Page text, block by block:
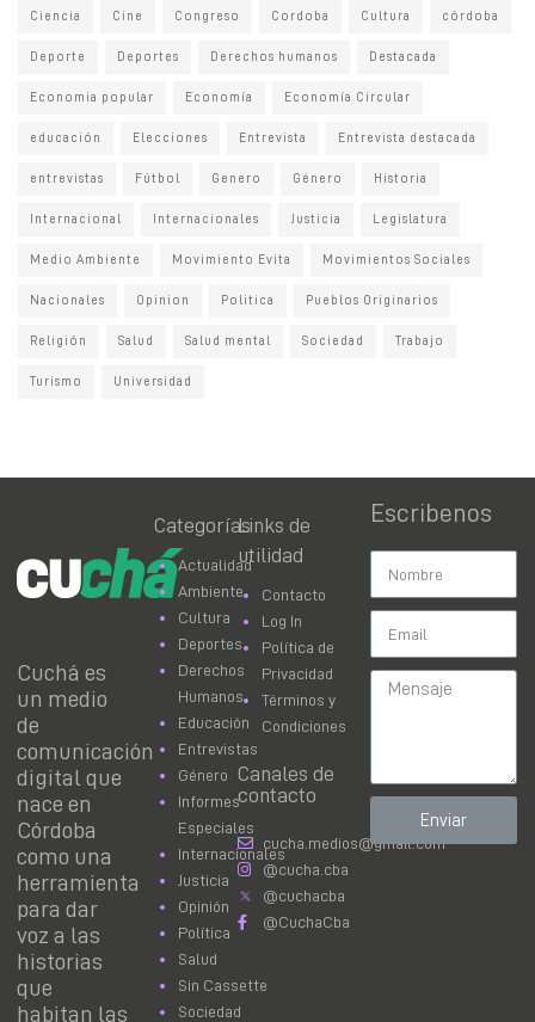
Ciencia Cine Congreso Cordoba Cultura córdoba
Deporte Deportes Derechos humanos Destacada
Economia popular Economía Economía Circular
educación Elecciones Entrevista Entrevista destacada
entrevistas Fútbol Genero Género Historia
Internacional Internacionales Justicia Legislatura
Medio Ambiente Movimiento Evita Movimientos Sociales
Nacionales Opinion Politica Pueblos Originarios
Religión Salud Salud mental Sociedad Trabajo
Turismo Universidad
Cuchá es
un medio
de
comunicación
digital que
nace en
Córdoba
como una
herramienta
para dar
voz a las
historias
que
habitan las
Categorías
Actualidad
Ambiente
Cultura
Deportes
Derechos
Humanos
Educación
Entrevistas
Género
Informes
Especiales
Internacionales
Justicia
Opinión
Política
Salud
Sin Cassette
Sociedad
Links de
utilidad
Contacto
Log In
Política de
Privacidad
Términos y
Condiciones
Canales de
contacto
cucha.medios@gmail.com
@cucha.cba
@cuchacba
@CuchaCba
Escribenos
Enviar